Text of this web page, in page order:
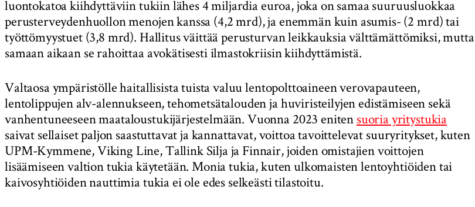
luontokatoa kiihdyttäviin tukiin lähes 4 miljardia euroa, joka on samaa suuruusluokkaa
perusterveydenhuollon menojen kanssa (4,2 mrd), ja enemmän kuin asumis- (2 mrd) tai
työttömyystuet (3,8 mrd). Hallitus väittää perusturvan leikkauksia välttämättömiksi, mutta
samaan aikaan se rahoittaa avokätisesti ilmastokriisin kiihdyttämistä.
Valtaosa ympäristölle haitallisista tuista valuu lentopolttoaineen verovapauteen,
lentolippujen alv-alennukseen, tehometsätalouden ja huviristeilyjen edistämiseen sekä
vanhentuneeseen maataloustukijärjestelmään. Vuonna 2023 eniten suoria yritystukia
saivat sellaiset paljon saastuttavat ja kannattavat, voittoa tavoittelevat suuryritykset, kuten
UPM-Kymmene, Viking Line, Tallink Silja ja Finnair, joiden omistajien voittojen
lisäämiseen valtion tukia käytetään. Monia tukia, kuten ulkomaisten lentoyhtiöiden tai
kaivosyhtiöiden nauttimia tukia ei ole edes selkeästi tilastoitu.